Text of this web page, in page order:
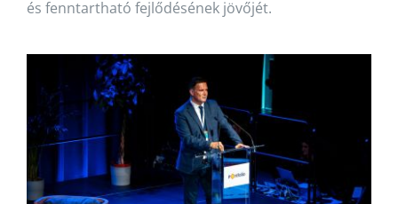
és fenntartható fejlődésének jövőjét.